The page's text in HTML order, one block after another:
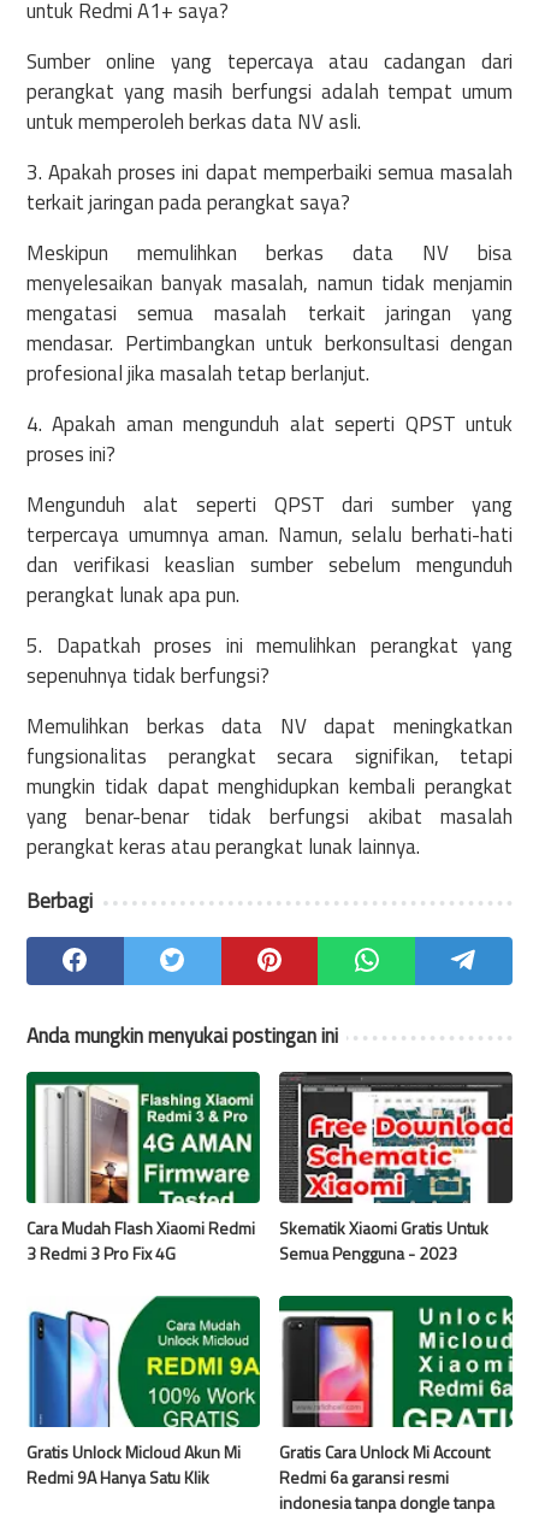
untuk Redmi A1+ saya?
Sumber online yang tepercaya atau cadangan dari
perangkat yang masih berfungsi adalah tempat umum
untuk memperoleh berkas data NV asli.
3. Apakah proses ini dapat memperbaiki semua masalah
terkait jaringan pada perangkat saya?
Meskipun memulihkan berkas data NV bisa
menyelesaikan banyak masalah, namun tidak menjamin
mengatasi semua masalah terkait jaringan yang
mendasar. Pertimbangkan untuk berkonsultasi dengan
profesional jika masalah tetap berlanjut.
4. Apakah aman mengunduh alat seperti QPST untuk
proses ini?
Mengunduh alat seperti QPST dari sumber yang
terpercaya umumnya aman. Namun, selalu berhati-hati
dan verifikasi keaslian sumber sebelum mengunduh
perangkat lunak apa pun.
5. Dapatkah proses ini memulihkan perangkat yang
sepenuhnya tidak berfungsi?
Memulihkan berkas data NV dapat meningkatkan
fungsionalitas perangkat secara signifikan, tetapi
mungkin tidak dapat menghidupkan kembali perangkat
yang benar-benar tidak berfungsi akibat masalah
perangkat keras atau perangkat lunak lainnya.
Berbagi
Anda mungkin menyukai postingan ini
Cara Mudah Flash Xiaomi Redmi
3 Redmi 3 Pro Fix 4G
Skematik Xiaomi Gratis Untuk
Semua Pengguna - 2023
Gratis Unlock Micloud Akun Mi
Redmi 9A Hanya Satu Klik
Gratis Cara Unlock Mi Account
Redmi 6a garansi resmi
indonesia tanpa dongle tanpa